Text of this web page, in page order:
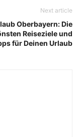
Next article
Oberbayern: Die
Reiseziele und
für Deinen Urlaub